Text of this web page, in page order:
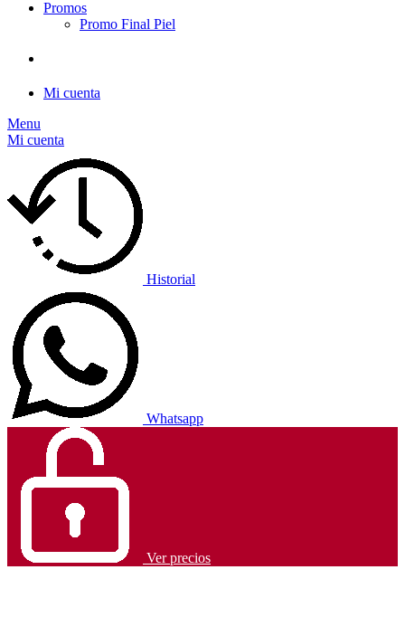
Promos
Promo Final Piel
Mi cuenta
Menu
Mi cuenta
Historial
Whatsapp
Ver precios